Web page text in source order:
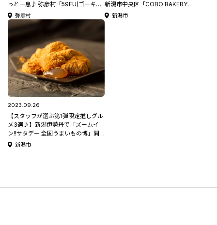
っと一息♪ 弥彦村「59FU(ゴーキュ
ーエフユー)」 #025新CMロケ地紹
介
弥彦村
新潟市中央区「COBO BAKERY
SHOP」
新潟市
2023.09.26
【スタッフが選ぶ第1弾限定推しグル
メ3選♪】新潟伊勢丹で「ズームイ
ン!!サタデー 全国うまいもの博」開
催！第1弾は9月27日から！
新潟市